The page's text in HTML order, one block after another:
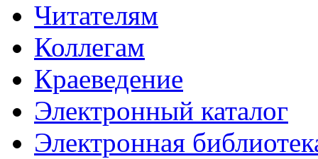
Читателям
Коллегам
Краеведение
Электронный каталог
Электронная